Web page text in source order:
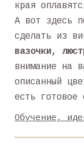
края
А вот здесь
сделать из
вазочки,
внимание на
описанный
есть готовое
Обучение,